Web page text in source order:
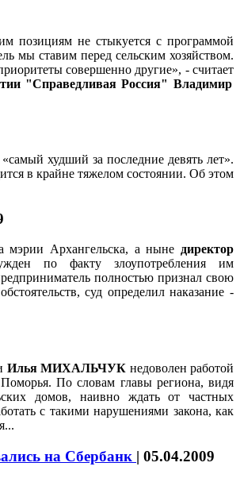
позициям не стыкуется с программой
мы ставим перед сельским хозяйством.
совершенно другие», - считает
"Справедливая Россия" Владимир
худший за последние девять лет».
в крайне тяжелом состоянии. Об этом
мэрии Архангельска, а ныне директор
по факту злоупотребления им
полностью признал свою
суд определил наказание -
Илья МИХАЛЬЧУК недоволен работой
По словам главы региона, видя
домов, наивно ждать от частных
с такими нарушениями закона, как
на Сбербанк | 05.04.2009